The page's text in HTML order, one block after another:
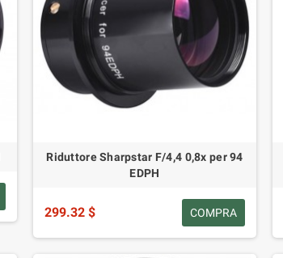
Riduttore Sharpstar F/4,4 0,8x per 94
EDPH
299.32 $ COMPRA